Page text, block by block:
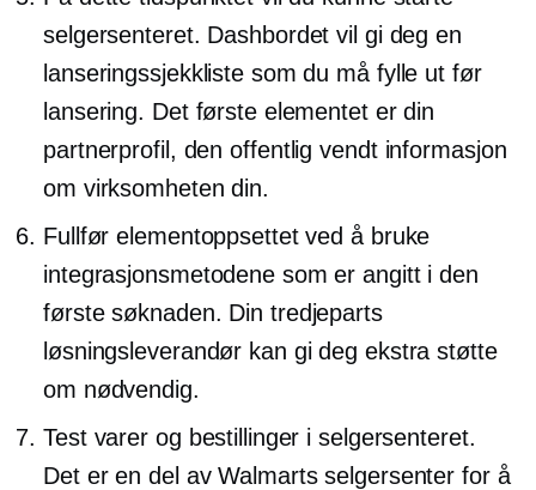
selgersenteret. Dashbordet vil gi deg en
lanseringssjekkliste som du må fylle ut før
lansering. Det første elementet er din
partnerprofil, denoffentlig vendtinformasjon
om virksomheten din.
Fullfør elementoppsettet ved å bruke
integrasjonsmetodene som er angitt i den
første søknaden. Din tredjeparts
løsningsleverandør kan gi deg ekstra støtte
om nødvendig.
Test varer og bestillinger i selgersenteret.
Det er en del av Walmarts selgersenter for å